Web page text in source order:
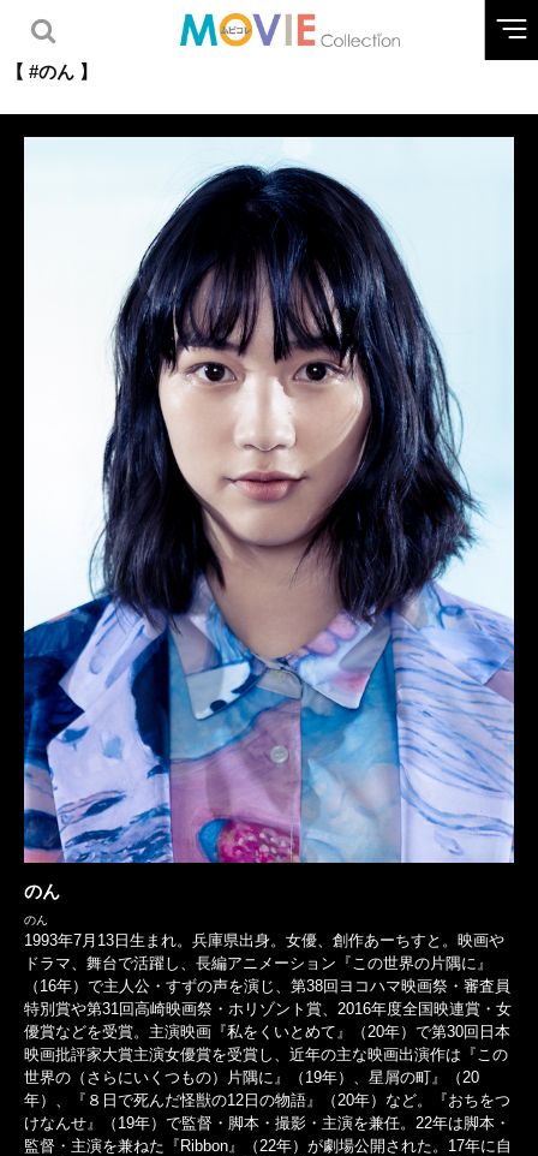
【 #のん 】
のん
のん
1993年7月13日生まれ。兵庫県出身。女優、創作あーちすと。映画や
ドラマ、舞台で活躍し、長編アニメーション『この世界の片隅に』
（16年）で主人公・すずの声を演じ、第38回ヨコハマ映画祭・審査員
特別賞や第31回高崎映画祭・ホリゾント賞、2016年度全国映連賞・女
優賞などを受賞。主演映画『私をくいとめて』（20年）で第30回日本
映画批評家大賞主演女優賞を受賞し、近年の主な映画出演作は『この
世界の（さらにいくつもの）片隅に』（19年）、星屑の町』（20
年）、『８日で死んだ怪獣の12日の物語』（20年）など。『おちをつ
けなんせ』（19年）で監督・脚本・撮影・主演を兼任。22年は脚本・
監督・主演を兼ねた『Ribbon』（22年）が劇場公開された。17年に自